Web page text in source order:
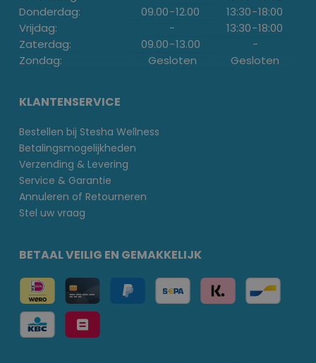
Donderdag:
09.00-12.00 13:30-18:00
Vrijdag:
- 13:30-18:00
Zaterdag:
09.00-13.00
-
Zondag:
Gesloten Gesloten
KLANTENSERVICE
Bestellen bij Stesha Wellness
Betalingsmogelijkheden
Verzending & Levering
Service & Garantie
Annuleren of Retourneren
Stel uw vraag
BETAAL VEILIG EN GEMAKKELIJK